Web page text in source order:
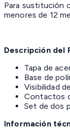
Para sustitución
menores de 12
Descripción del
Tapa de
Base de
Visibilidad
Contactos
Set de dos
Información